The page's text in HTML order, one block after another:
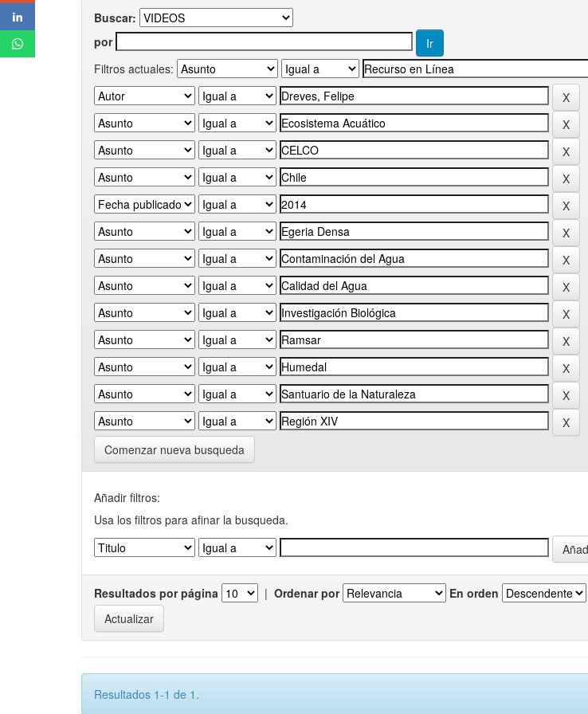
Buscar:
por
Filtros actuales:
Comenzar nueva busqueda
Añadir filtros:
Usa los filtros para afinar la busqueda.
Resultados por página | Ordenar por En orden
Resultados 1-1 de 1.